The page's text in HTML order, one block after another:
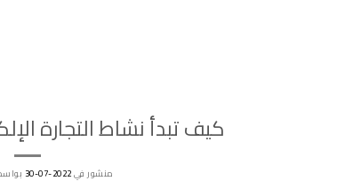
كيف تبدأ نشاط التجارة
منشور في2022-07-30